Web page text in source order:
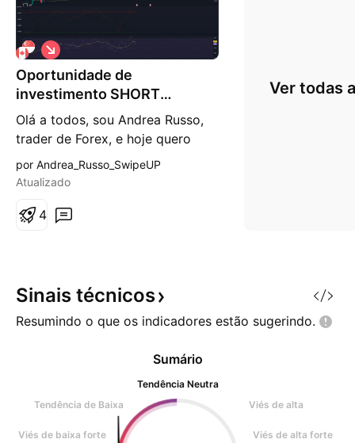
Oportunidade de
investimento SHORT
CAD/SGD
Olá a todos, sou Andrea Russo,
trader de Forex, e hoje quero
compartilhar com vocês uma
estratégia de negociação que
par de moedas CAD/SGD. Esta
suas negociações. Análise de pos
V
i
é
d
b
a
x
a
por Andrea_Russo_SwipeUP
Atualizado
4
Ver todas
Sinais técnicos
Resumindo o que os indicadores estão sugerindo.
Sumário
Tendência Neutra
Tendência de Baixa
Viés de alta
Viés de baixa forte Viés de alta forte